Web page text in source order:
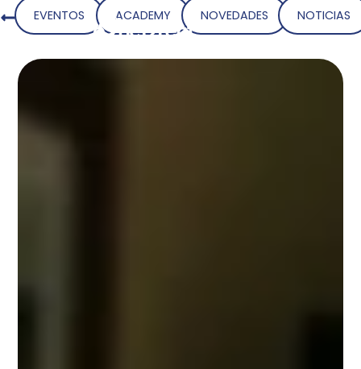
EVENTOS ACADEMY NOVEDADES NOTICIAS